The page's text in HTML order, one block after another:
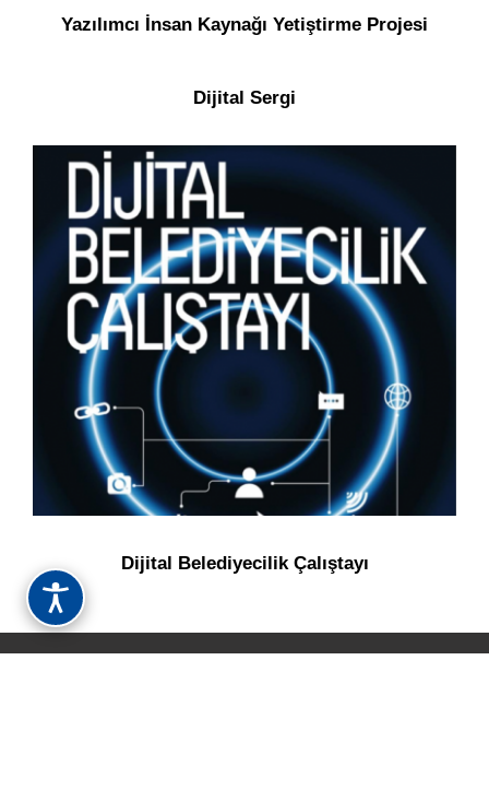
Yazılımcı İnsan Kaynağı Yetiştirme Projesi
Dijital Sergi
Dijital Belediyecilik Çalıştayı